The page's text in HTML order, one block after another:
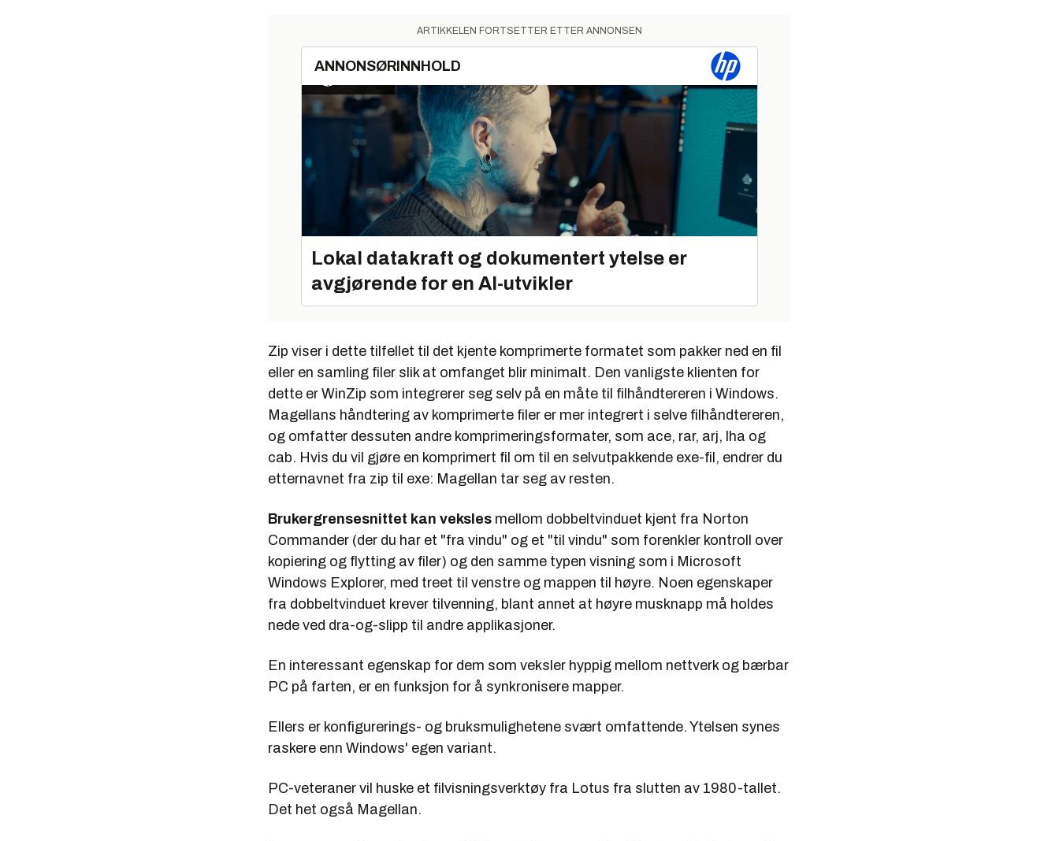
ARTIKKELEN FORTSETTER ETTER ANNONSEN
ANNONSØRINNHOLD
Lokal datakraft og dokumentert ytelse er
avgjørende for en AI-utvikler
Zip viser i dette tilfellet til det kjente komprimerte formatet som pakker ned en fil
eller en samling filer slik at omfanget blir minimalt. Den vanligste klienten for
dette er WinZip som integrerer seg selv på en måte til filhåndtereren i Windows.
Magellans håndtering av komprimerte filer er mer integrert i selve filhåndtereren,
og omfatter dessuten andre komprimeringsformater, som ace, rar, arj, lha og
cab. Hvis du vil gjøre en komprimert fil om til en selvutpakkende exe-fil, endrer du
etternavnet fra zip til exe: Magellan tar seg av resten.
Brukergrensesnittet kan veksles mellom dobbeltvinduet kjent fra Norton
Commander (der du har et "fra vindu" og et "til vindu" som forenkler kontroll over
kopiering og flytting av filer) og den samme typen visning som i Microsoft
Windows Explorer, med treet til venstre og mappen til høyre. Noen egenskaper
fra dobbeltvinduet krever tilvenning, blant annet at høyre musknapp må holdes
nede ved dra-og-slipp til andre applikasjoner.
En interessant egenskap for dem som veksler hyppig mellom nettverk og bærbar
PC på farten, er en funksjon for å synkronisere mapper.
Ellers er konfigurerings- og bruksmulighetene svært omfattende. Ytelsen synes
raskere enn Windows' egen variant.
PC-veteraner vil huske et filvisningsverktøy fra Lotus fra slutten av 1980-tallet.
Det het også Magellan.